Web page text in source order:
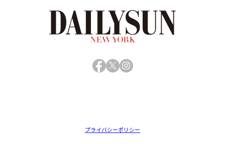
Facebook
X Instagram
プライバシーポリシー